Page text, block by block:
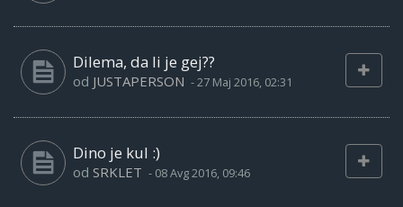
Dilema, da li je gej??
od JUSTAPERSON -27 Maj 2016, 02:31
Dino je kul :)
od SRKLET - 08 Avg 2016, 09:46